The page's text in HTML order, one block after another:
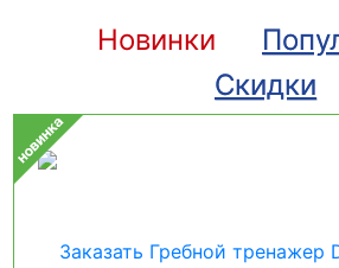
Новинки
Скидки